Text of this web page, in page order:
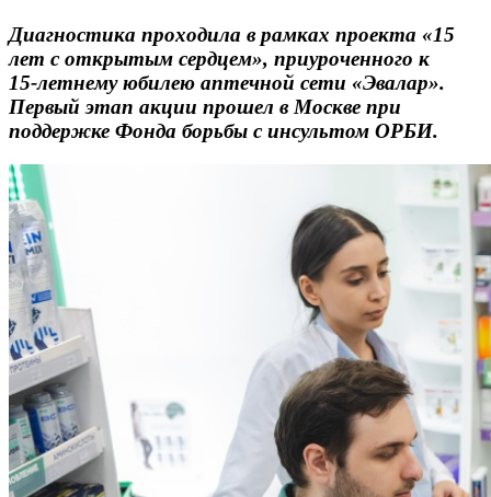
Диагностика проходила в рамках проекта «15
лет с открытым сердцем», приуроченного к
15‑летнему юбилею аптечной сети «Эвалар».
Первый этап акции прошел в Москве при
поддержке Фонда борьбы с инсультом ОРБИ.